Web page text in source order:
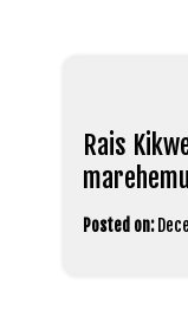
Rais
Posted on: